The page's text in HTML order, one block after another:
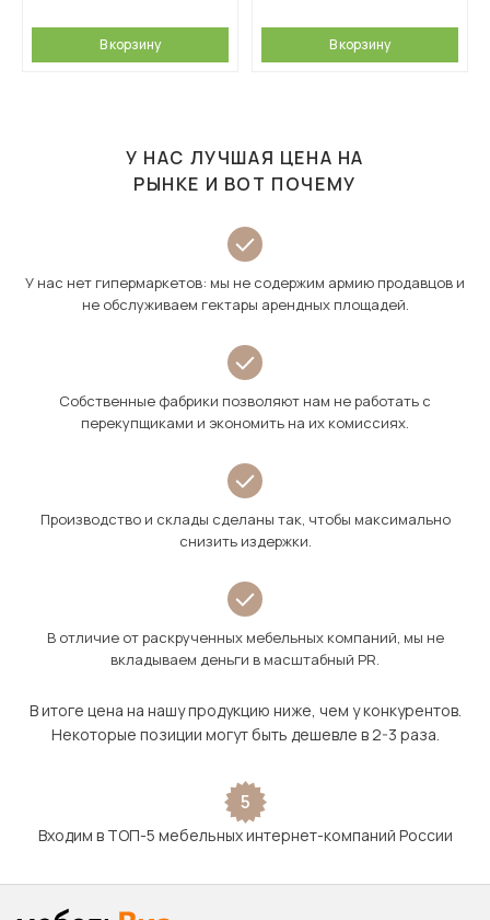
В корзину В корзину
У НАС ЛУЧШАЯ ЦЕНА НА
РЫНКЕ И ВОТ ПОЧЕМУ
У нас нет гипермаркетов: мы не содержим армию продавцов и
не обслуживаем гектары арендных площадей.
Собственные фабрики позволяют нам не работать с
перекупщиками и экономить на их комиссиях.
Производство и склады сделаны так, чтобы максимально
снизить издержки.
В отличие от раскрученных мебельных компаний, мы не
вкладываем деньги в масштабный PR.
В итоге цена на нашу продукцию ниже, чем у конкурентов.
Некоторые позиции могут быть дешевле в 2-3 раза.
5
Входим в ТОП-5 мебельных интернет-компаний России